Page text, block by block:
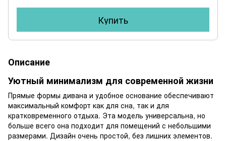
Купить
Описание
Уютный минимализм для современной жизни
Прямые формы дивана и удобное основание обеспечивают
максимальный комфорт как для сна, так и для
кратковременного отдыха. Эта модель универсальна, но
больше всего она подходит для помещений с небольшими
размерами. Дизайн очень простой, без лишних элементов.